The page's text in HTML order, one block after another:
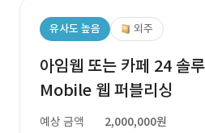
유사도 높음 외주
아임웹 또는 카페 24 솔
Mobile 웹 퍼블리싱
예상 금액
2,000,000원